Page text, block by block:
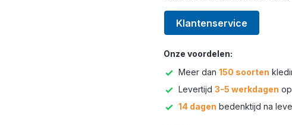
Klantenservice
Onze voordelen:
Meer dan 150 soorten
Levertijd 3-5 werkdagen
14 dagen bedenktijd na